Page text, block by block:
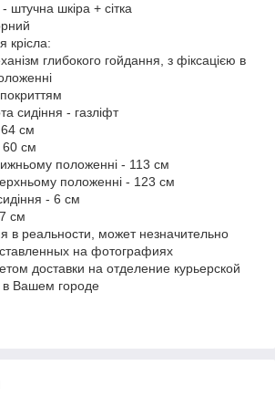
штучна шкіра + сітка
крісла:
глибокого гойдання, з фіксацією в
сидіння - газліфт
см
60 см
положенні - 113 см
положенні - 123 см
- 6 см
см
в реальности, может незначительно
на фотографиях
доставки на отделение курьерской
Вашем городе